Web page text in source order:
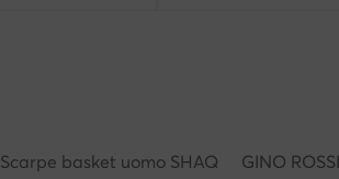
Scarpe basket uomo SHAQ GINO ROSSI